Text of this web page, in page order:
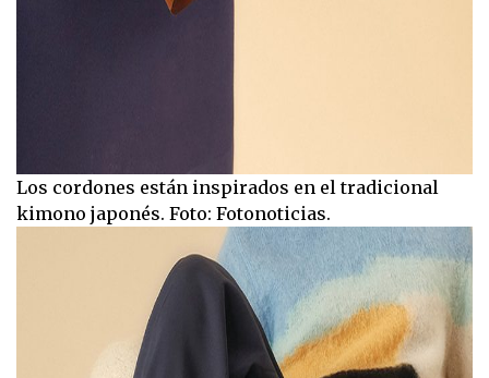
Los cordones están inspirados en el tradicional
kimono japonés. Foto: Fotonoticias.